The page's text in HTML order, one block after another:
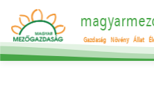
Gazdaság Növény Állat